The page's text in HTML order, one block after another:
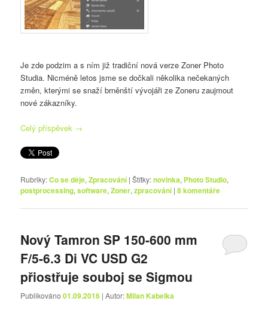
Je zde podzim a s ním již tradiční nová verze Zoner Photo
Studia. Nicméně letos jsme se dočkali několika nečekaných
změn, kterými se snaží brněnští vývojáři ze Zoneru zaujmout
nové zákazníky.
Celý příspěvek →
Rubriky:Co se děje,Zpracování |Štítky:novinka, Photo Studio,
postprocessing,software,Zoner,zpracování |8komentáře
Nový Tamron SP 150-600 mm
F/5-6.3 Di VC USD G2
přiostřuje souboj se Sigmou
Publikováno01.09.2016 | Autor:Milan Kabelka